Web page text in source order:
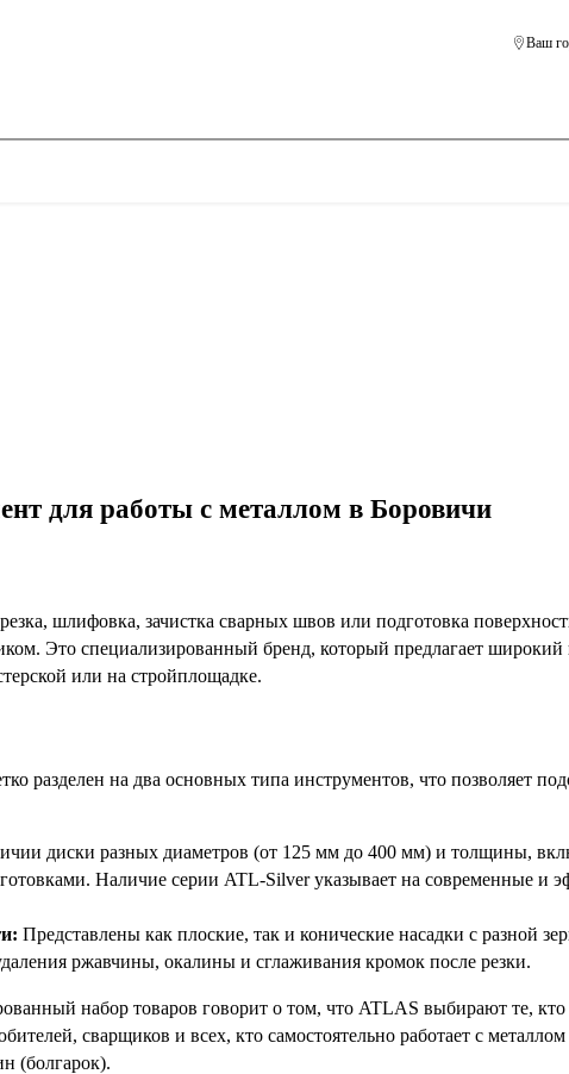
Ваш
для работы с металлом в Боровичи
шлифовка, зачистка сварных швов или подготовка
Это специализированный бренд, который предлагает широкий
или на стройплощадке.
разделен на два основных типа инструментов, что позволяет
диски разных диаметров (от 125 мм до 400 мм) и толщины,
Наличие серии ATL-Silver указывает на современные и
Представлены как плоские, так и конические насадки с разной
ржавчины, окалины и сглаживания кромок после резки.
набор товаров говорит о том, что ATLAS выбирают те, кто
сварщиков и всех, кто самостоятельно работает с
(болгарок).